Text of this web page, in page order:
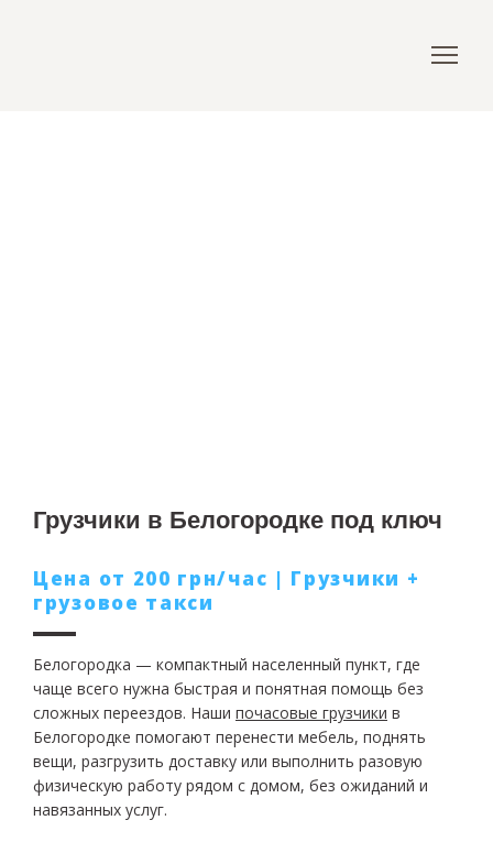
Грузчики в Белогородке под ключ
Цена от 200 грн/час | Грузчики +
грузовое такси
Белогородка — компактный населенный пункт, где
чаще всего нужна быстрая и понятная помощь без
сложных переездов. Наши почасовые грузчики в
Белогородке помогают перенести мебель, поднять
вещи, разгрузить доставку или выполнить разовую
физическую работу рядом с домом, без ожиданий и
навязанных услуг.